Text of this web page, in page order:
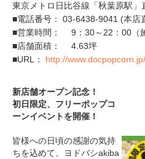
東京メトロ日比谷線「秋葉原駅」
■電話番号： 03-6438-9041 (本店
■営業時間： 9：30～22：00（
■店舗面積： 4.63坪
■URL： http://www.docpopcorn.jp/
新店舗オープン記念！
初日限定、フリーポップコ
ーンイベントを開催！
皆様への日頃の感謝の気持
ちを込めて、ヨドバシakiba